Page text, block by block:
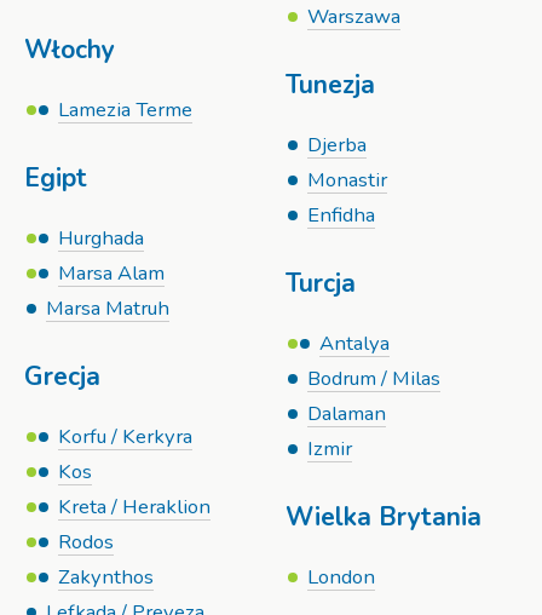
Włochy
Lamezia Terme
Egipt
Hurghada
Marsa Alam
Marsa Matruh
Grecja
Korfu / Kerkyra
Kos
Kreta / Heraklion
Rodos
Zakynthos
Warszawa
Tunezja
Djerba
Monastir
Enfidha
Turcja
Antalya
Bodrum / Milas
Dalaman
Izmir
Wielka Brytania
London